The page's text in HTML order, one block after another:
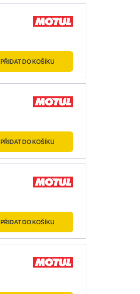
PŘIDAT DO KOŠÍKU
PŘIDAT DO KOŠÍKU
PŘIDAT DO KOŠÍKU